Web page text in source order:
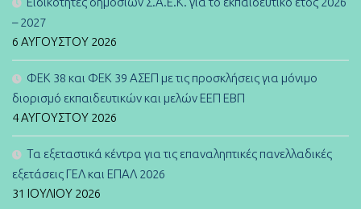
– 2027
6 ΑΥΓΟΎΣΤΟΥ 2026
ΦΕΚ 38 και ΦΕΚ 39 ΑΣΕΠ με τις προσκλήσεις για μόνιμο
διορισμό εκπαιδευτικών και μελών ΕΕΠ ΕΒΠ
4 ΑΥΓΟΎΣΤΟΥ 2026
Τα εξεταστικά κέντρα για τις επαναληπτικές πανελλαδικές
εξετάσεις ΓΕΛ και ΕΠΑΛ 2026
31 ΙΟΥΛΊΟΥ 2026